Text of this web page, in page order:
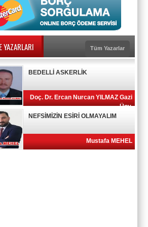
YAZARLARI Tüm Yazarlar
BEDELLİ ASKERLİK
Doç. Dr. Ercan Nurcan YILMAZ Gazi
Ünv.
NEFSİMİZİN ESİRİ OLMAYALIM
Mustafa MEHEL